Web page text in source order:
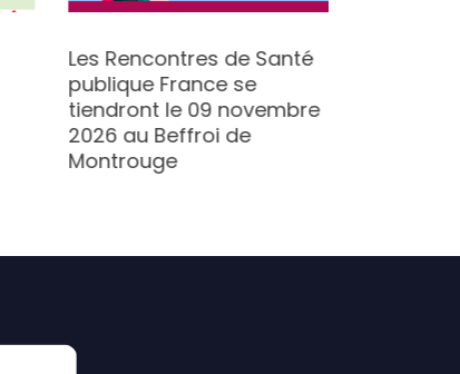
Les Rencontres de Santé
publique France se
tiendront le 09 novembre
2026 au Beffroi de
Montrouge